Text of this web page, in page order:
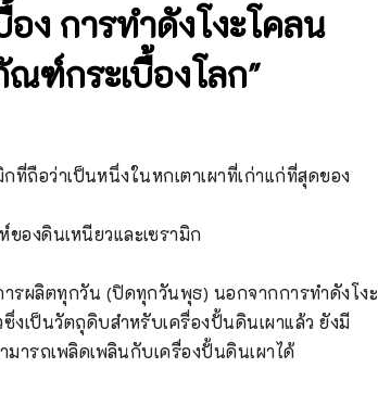
ง การทำดังโงะโคลน
ณฑ์กระเบื้องโลก"
ถือว่าเป็นหนึ่งในหกเตาเผาที่เก่าแก่ที่สุดของ
งดินเหนียวและเซรามิก
ผลิตทุกวัน (ปิดทุกวันพุธ) นอกจากการทำดังโงะ
เป็นวัตถุดิบสำหรับเครื่องปั้นดินเผาแล้ว ยังมี
ารถเพลิดเพลินกับเครื่องปั้นดินเผาได้